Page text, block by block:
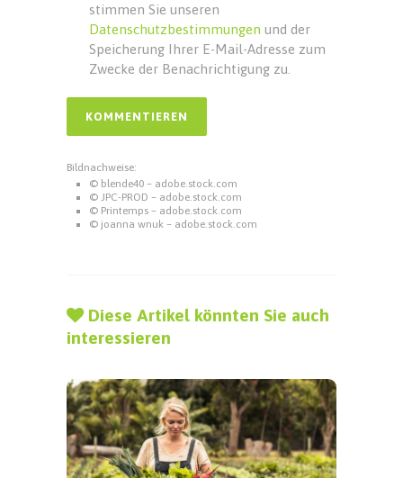
stimmen Sie unseren
Datenschutzbestimmungen und der
Speicherung Ihrer E-Mail-Adresse zum
Zwecke der Benachrichtigung zu.
Bildnachweise:
© blende40 – adobe.stock.com
© JPC-PROD – adobe.stock.com
© Printemps – adobe.stock.com
© joanna wnuk – adobe.stock.com
Diese Artikel könnten Sie auch
interessieren